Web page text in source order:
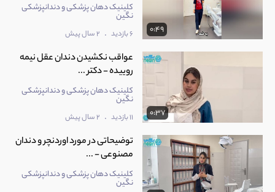
0:49
کلینیک دهان پزشکی و دندانپزشکی
نگین
6 بازدید . 2 سال پیش
0:37
عواقب نکشیدن دندان عقل نیمه
روییده - دکتر ...
کلینیک دهان پزشکی و دندانپزشکی
نگین
11 بازدید . 2 سال پیش
توضیحاتی در مورد اوردنچر و دندان
مصنوعی - ...
کلینیک دهان پزشکی و دندانپزشکی
نگین